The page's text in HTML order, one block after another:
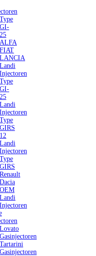
Type
GI-
25
ALFA
FIAT
LANCIA
Landi
Injectoren
Type
GI-
25
Landi
Injectoren
Type
GIRS
12
Landi
Injectoren
Type
GIRS
Renault
Dacia
OEM
Landi
Injectoren
Lovato
Gasinjectoren
Tartarini
Gasinjectoren